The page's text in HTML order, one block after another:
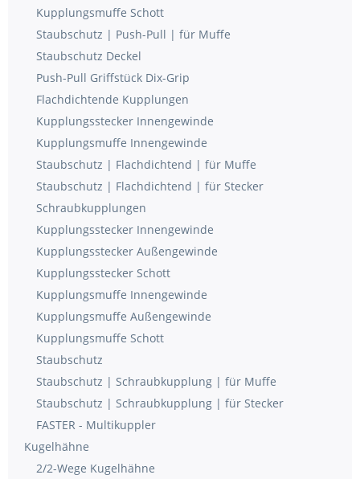
Kupplungsmuffe Schott
Staubschutz | Push-Pull | für Muffe
Staubschutz Deckel
Push-Pull Griffstück Dix-Grip
Flachdichtende Kupplungen
Kupplungsstecker Innengewinde
Kupplungsmuffe Innengewinde
Staubschutz | Flachdichtend | für Muffe
Staubschutz | Flachdichtend | für Stecker
Schraubkupplungen
Kupplungsstecker Innengewinde
Kupplungsstecker Außengewinde
Kupplungsstecker Schott
Kupplungsmuffe Innengewinde
Kupplungsmuffe Außengewinde
Kupplungsmuffe Schott
Staubschutz
Staubschutz | Schraubkupplung | für Muffe
Staubschutz | Schraubkupplung | für Stecker
FASTER - Multikuppler
Kugelhähne
2/2-Wege Kugelhähne